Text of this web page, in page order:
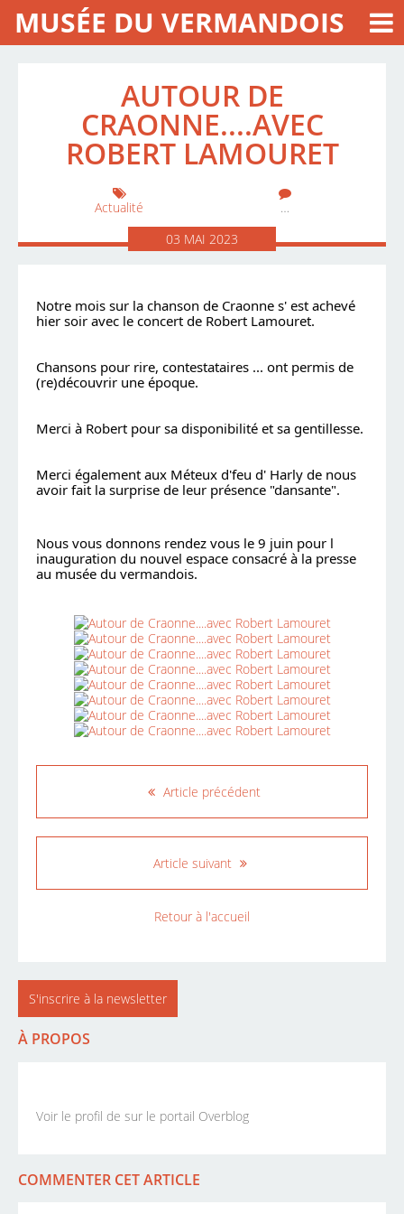
MUSÉE DU VERMANDOIS
AUTOUR DE
CRAONNE....AVEC
ROBERT LAMOURET
Actualité
…
03 MAI 2023
Notre mois sur la chanson de Craonne s' est achevé
hier soir avec le concert de Robert Lamouret.
Chansons pour rire, contestataires ... ont permis de
(re)découvrir une époque.
Merci à Robert pour sa disponibilité et sa gentillesse.
Merci également aux Méteux d'feu d' Harly de nous
avoir fait la surprise de leur présence "dansante".
Nous vous donnons rendez vous le 9 juin pour l
inauguration du nouvel espace consacré à la presse
au musée du vermandois.
Article précédent
Article suivant
Retour à l'accueil
S'inscrire à la newsletter
À PROPOS
Voir le profil de sur le portail Overblog
COMMENTER CET ARTICLE